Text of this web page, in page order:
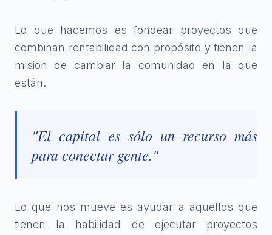
Lo que hacemos es fondear proyectos que
combinan rentabilidad con propósito y tienen la
misión de cambiar la comunidad en la que
están.
"El capital es sólo un recurso más
para conectar gente."
Lo que nos mueve es ayudar a aquellos que
tienen la habilidad de ejecutar proyectos